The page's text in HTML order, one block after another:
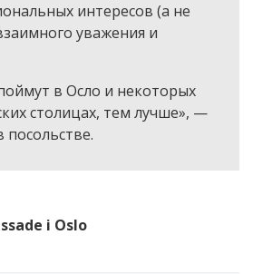
интересов (а не
уважения и
в Осло и некоторых
столицах, тем лучше», —
i Oslo